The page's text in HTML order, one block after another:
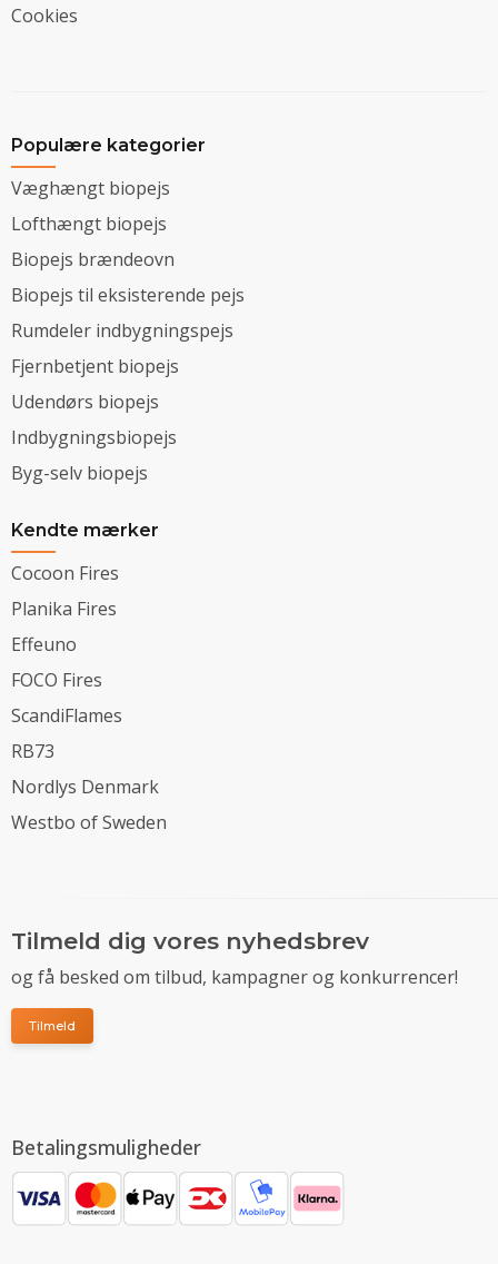
Cookies
Populære kategorier
Væghængt biopejs
Lofthængt biopejs
Biopejs brændeovn
Biopejs til eksisterende pejs
Rumdeler indbygningspejs
Fjernbetjent biopejs
Udendørs biopejs
Indbygningsbiopejs
Byg-selv biopejs
Kendte mærker
Cocoon Fires
Planika Fires
Effeuno
FOCO Fires
ScandiFlames
RB73
Nordlys Denmark
Westbo of Sweden
Tilmeld dig vores nyhedsbrev
og få besked om tilbud, kampagner og konkurrencer!
Tilmeld
Betalingsmuligheder